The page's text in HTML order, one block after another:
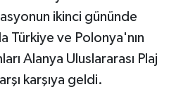
ikinci gününde
Türkiye ve Polonya'nın
Alanya Uluslararası Plaj
karşıya geldi.